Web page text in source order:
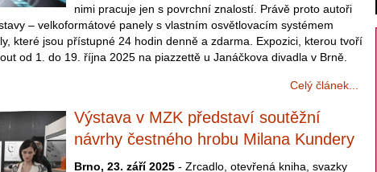
nimi pracuje jen s povrchní znalostí. Právě proto autoři
– velkoformátové panely s vlastním osvětlovacím systémem
které jsou přístupné 24 hodin denně a zdarma. Expozici, kterou tvoří
od 1. do 19. října 2025 na piazzettě u Janáčkova divadla v Brně.
Celý článek...
Výstava v MZK představí soutěžní
návrhy čestného hrobu Milana Kundery
Brno, 23. září 2025 - Zrcadlo, otevřená kniha, svazky